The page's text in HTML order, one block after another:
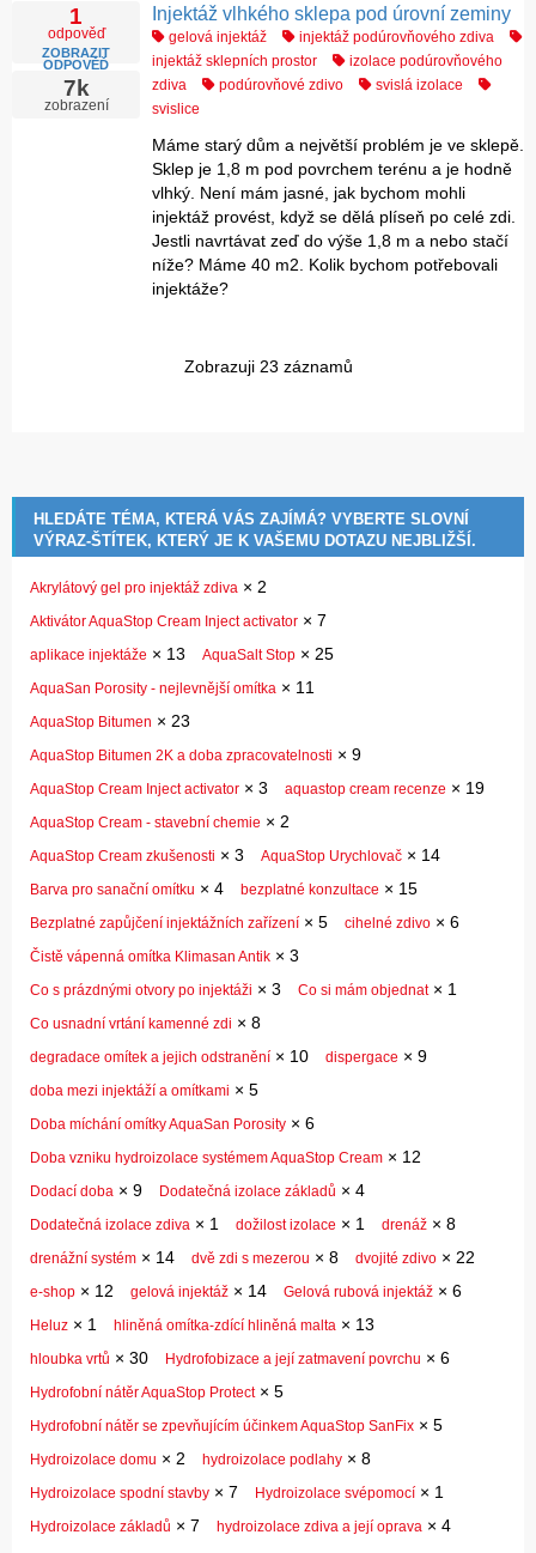
1
odpověď
ZOBRAZIT
ODPOVĚĎ
7k
zobrazení
Injektáž vlhkého sklepa pod úrovní zeminy
gelová injektáž
injektáž podúrovňového zdiva
injektáž sklepních prostor
izolace podúrovňového
zdiva
podúrovňové zdivo
svislá izolace
svislice
Máme starý dům a největší problém je ve sklepě.
Sklep je 1,8 m pod povrchem terénu a je hodně
vlhký. Není mám jasné, jak bychom mohli
injektáž provést, když se dělá plíseň po celé zdi.
Jestli navrtávat zeď do výše 1,8 m a nebo stačí
níže? Máme 40 m2. Kolik bychom potřebovali
injektáže?
Zobrazuji 23 záznamů
HLEDÁTE TÉMA, KTERÁ VÁS ZAJÍMÁ? VYBERTE SLOVNÍ
VÝRAZ-ŠTÍTEK, KTERÝ JE K VAŠEMU DOTAZU NEJBLIŽŠÍ.
Akrylátový gel pro injektáž zdiva × 2
Aktivátor AquaStop Cream Inject activator × 7
aplikace injektáže × 13 AquaSalt Stop × 25
AquaSan Porosity - nejlevnější omítka × 11
AquaStop Bitumen × 23
AquaStop Bitumen 2K a doba zpracovatelnosti × 9
AquaStop Cream Inject activator × 3 aquastop cream recenze × 19
AquaStop Cream - stavební chemie × 2
AquaStop Cream zkušenosti × 3 AquaStop Urychlovač × 14
Barva pro sanační omítku × 4 bezplatné konzultace × 15
Bezplatné zapůjčení injektážních zařízení × 5 cihelné zdivo × 6
Čistě vápenná omítka Klimasan Antik × 3
Co s prázdnými otvory po injektáži × 3 Co si mám objednat× 1
Co usnadní vrtání kamenné zdi × 8
degradace omítek a jejich odstranění × 10 dispergace × 9
doba mezi injektáží a omítkami × 5
Doba míchání omítky AquaSan Porosity × 6
Doba vzniku hydroizolace systémem AquaStop Cream × 12
Dodací doba × 9 Dodatečná izolace základů × 4
Dodatečná izolace zdiva × 1 dožilost izolace × 1 drenáž × 8
drenážní systém × 14 dvě zdi s mezerou × 8 dvojité zdivo × 22
e-shop × 12 gelová injektáž × 14 Gelová rubová injektáž × 6
Heluz × 1 hliněná omítka-zdící hliněná malta × 13
hloubka vrtů × 30 Hydrofobizace a její zatmavení povrchu × 6
Hydrofobní nátěr AquaStop Protect× 5
Hydrofobní nátěr se zpevňujícím účinkem AquaStop SanFix × 5
Hydroizolace domu × 2 hydroizolace podlahy × 8
Hydroizolace spodní stavby × 7 Hydroizolace svépomocí × 1
Hydroizolace základů × 7 hydroizolace zdiva a její oprava × 4